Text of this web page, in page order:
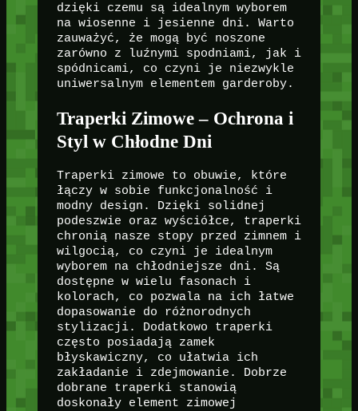
dzięki czemu są idealnym wyborem
na wiosenne i jesienne dni. Warto
zauważyć, że mogą być noszone
zarówno z luźnymi spodniami, jak i
spódnicami, co czyni je niezwykle
uniwersalnym elementem garderoby.
Traperki Zimowe – Ochrona i
Styl w Chłodne Dni
Traperki zimowe to obuwie, które
łączy w sobie funkcjonalność i
modny design. Dzięki solidnej
podeszwie oraz wyściółce, traperki
chronią nasze stopy przed zimnem i
wilgocią, co czyni je idealnym
wyborem na chłodniejsze dni. Są
dostępne w wielu fasonach i
kolorach, co pozwala na ich łatwe
dopasowanie do różnorodnych
stylizacji. Dodatkowo traperki
często posiadają zamek
błyskawiczny, co ułatwia ich
zakładanie i zdejmowanie. Dobrze
dobrane traperki stanowią
doskonały element zimowej